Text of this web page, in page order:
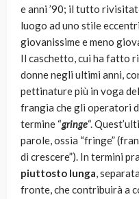
e anni ’90; il tutto
luogo ad uno stile
giovanissime e meno
Il caschetto, cui ha fatto
donne negli ultimi anni,
pettinature più in voga
frangia che gli operatori
termine “gringe“.
parole, ossia “fringe”
di crescere”). In termini
piuttosto lunga,
fronte, che contribuirà a